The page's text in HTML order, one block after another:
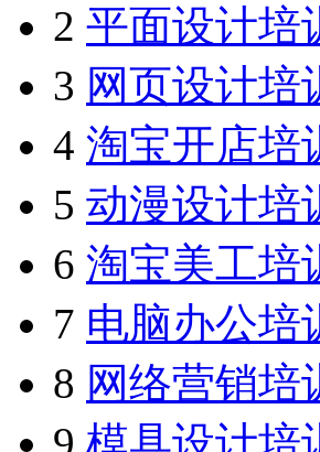
2 平面设计培
3 网页设计培
4 淘宝开店培
5 动漫设计培
6 淘宝美工培
7 电脑办公培
8 网络营销培
9 模具设计培